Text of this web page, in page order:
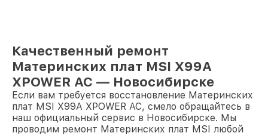
Качественный ремонт
Материнских плат MSI X99A
XPOWER AC — Новосибирске
Если вам требуется восстановление Материнских
плат MSI X99A XPOWER AC, смело обращайтесь в
наш официальный сервис в Новосибирске. Мы
проводим ремонт Материнских плат MSI любой